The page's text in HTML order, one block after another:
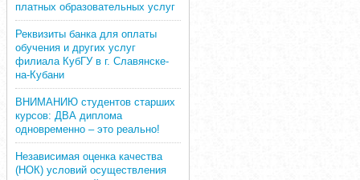
платных образовательных услуг
Реквизиты банка для оплаты
обучения и других услуг
филиала КубГУ в г. Славянске-
на-Кубани
ВНИМАНИЮ студентов старших
курсов: ДВА диплома
одновременно – это реально!
Независимая оценка качества
(НОК) условий осуществления